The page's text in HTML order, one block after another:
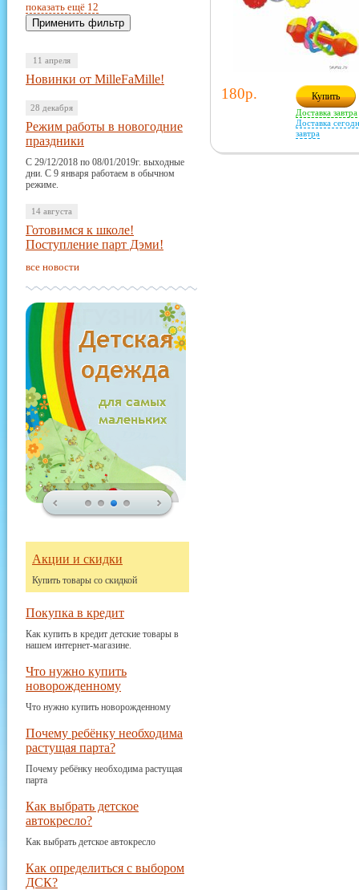
показать ещё 12
11 апреля
Новинки от MilleFaMille!
28 декабря
Режим работы в новогодние
праздники
С 29/12/2018 по 08/01/2019г. выходные
дни. С 9 января работаем в обычном
режиме.
14 августа
Готовимся к школе!
Поступление парт Дэми!
все новости
Акции и скидки
Купить товары со скидкой
Покупка в кредит
Как купить в кредит детские товары в
нашем интернет-магазине.
Что нужно купить
новорожденному
Что нужно купить новорожденному
Почему ребёнку необходима
растущая парта?
Почему ребёнку необходима растущая
парта
Как выбрать детское
автокресло?
Как выбрать детское автокресло
Как определиться с выбором
ДСК?
180р. Купить
Доставка завтра
Доставка
завтра